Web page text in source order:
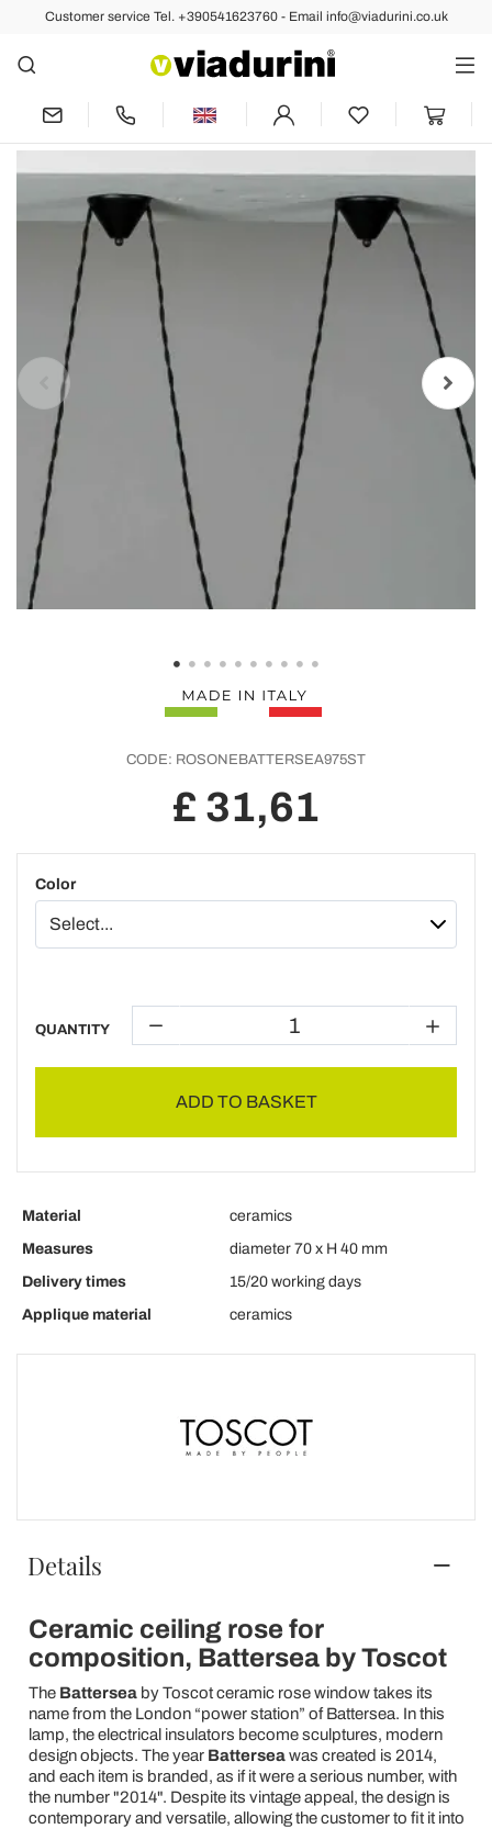
Customer service Tel. +390541623760 - Email info@viadurini.co.uk
Back Previous Next
Ceramic canopy for lamps, Battistea
975ST – Toscot composition
CODE: ROSONEBATTERSEA975ST
£ 31,61
Color
QUANTITY
ADD TO BASKET
Material
ceramics
Measures
diameter 70 x H 40 mm
Delivery times
15/20 working days
Applique material
ceramics
Details
Ceramic ceiling rose for
composition, Battersea by Toscot
The Batterseaby Toscot ceramic rose window takes its
name from the London “power station” of Battersea. In this
lamp, the electrical insulators become sculptures, modern
design objects. The year Batterseawas created is 2014,
and each item is branded, as if it were a serious number, with
the number "2014". Despite its vintage appeal, the design is
contemporary and versatile, allowing the customer to fit it into